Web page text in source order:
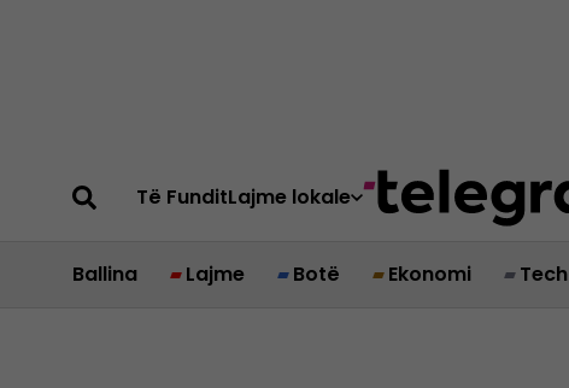
Të FunditLajme lokale
Ballina Lajme Botë Ekonomi Tech